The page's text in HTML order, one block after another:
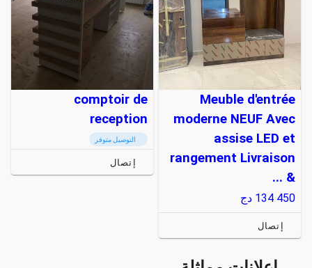
Meuble d'entrée
moderne NEUF Avec
assise LED et
rangement Livraison
& ...
134 450 دج
إتصال
comptoir de
reception
التوصيل متوفر
إتصال